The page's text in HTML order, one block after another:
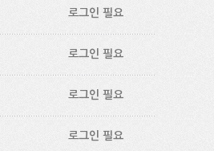
로그인 필요
로그인 필요
로그인 필요
로그인 필요